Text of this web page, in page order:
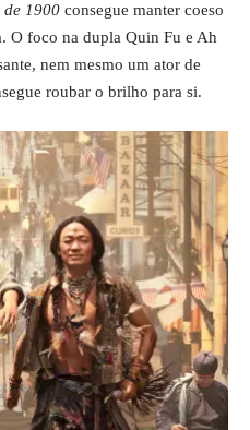
1900 consegue manter coeso
O foco na dupla Quin Fu e Ah
nem mesmo um ator de
roubar o brilho para si.